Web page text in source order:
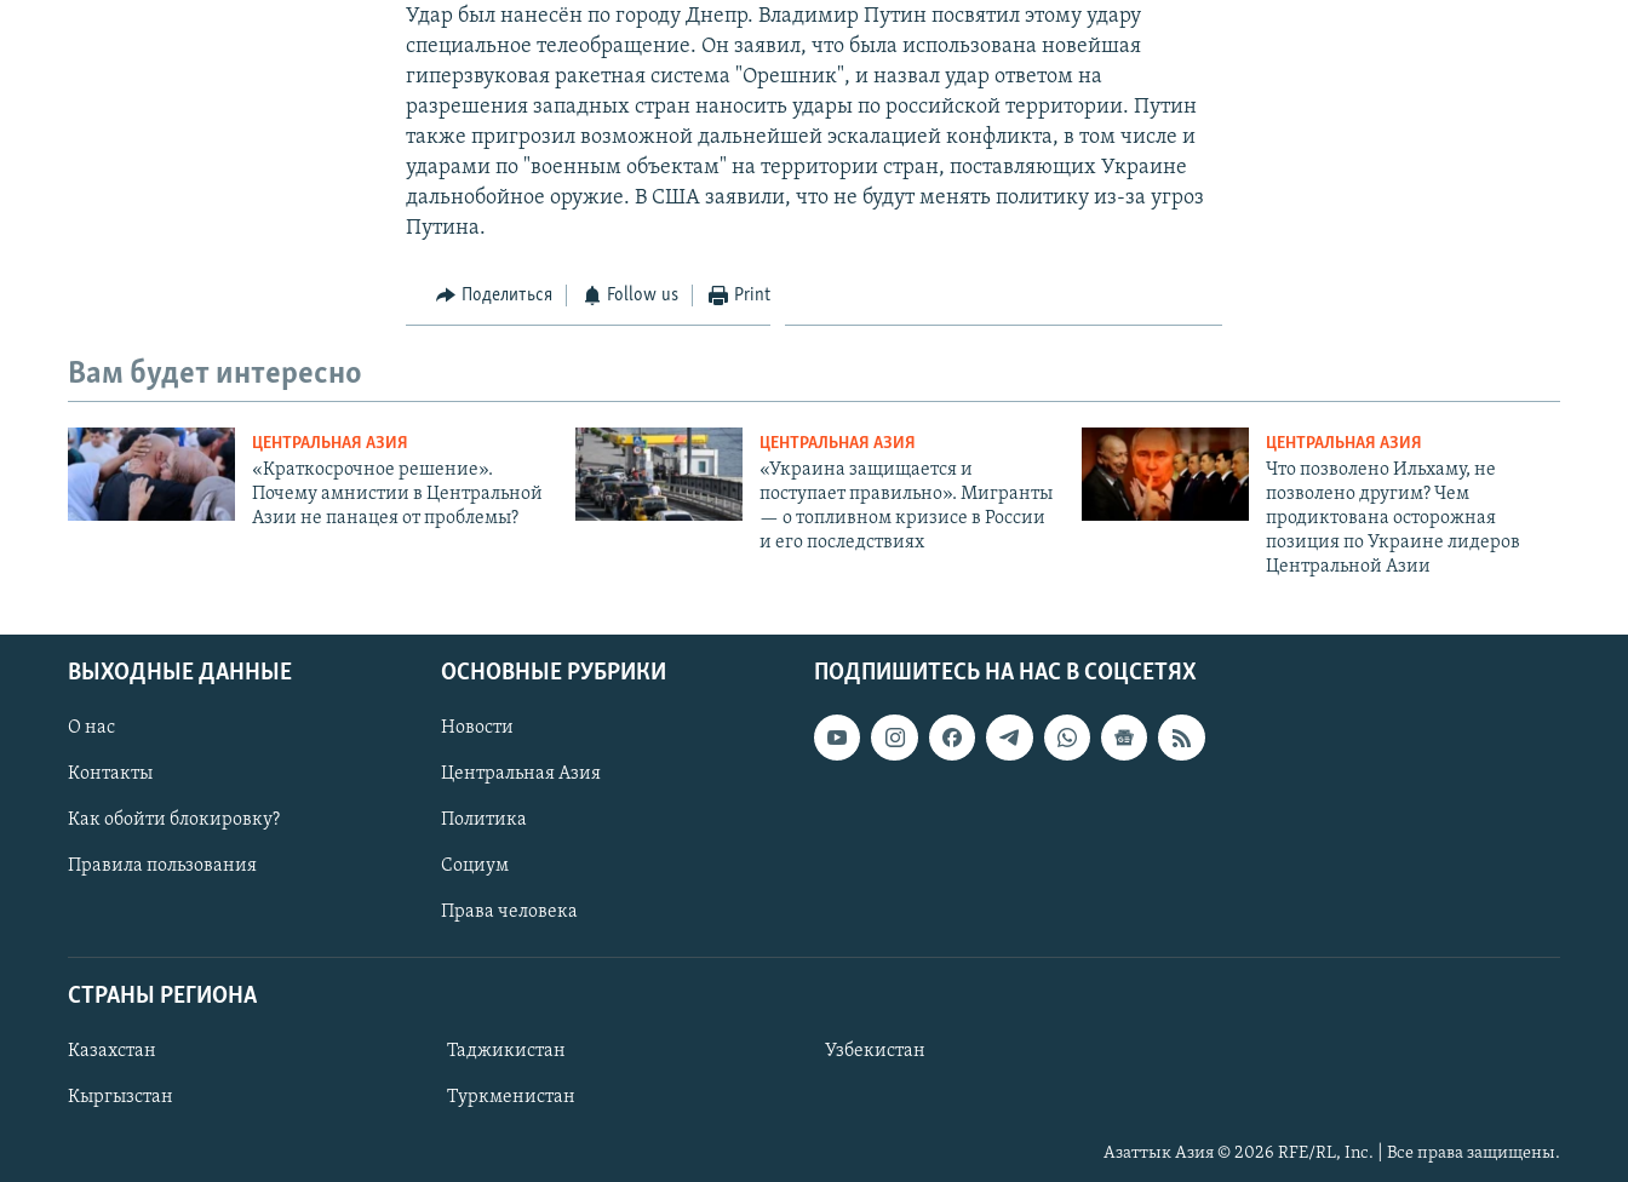
Удар был нанесён по городу Днепр. Владимир Путин посвятил этому удару
специальное телеобращение. Он заявил, что была использована новейшая
гиперзвуковая ракетная система "Орешник", и назвал удар ответом на
разрешения западных стран наносить удары по российской территории. Путин
также пригрозил возможной дальнейшей эскалацией конфликта, в том числе и
ударами по "военным объектам" на территории стран, поставляющих Украине
дальнобойное оружие. В США заявили, что не будут менять политику из-за угроз
Путина.
Поделиться Follow us Print
Вам будет интересно
ЦЕНТРАЛЬНАЯ АЗИЯ
«Краткосрочное решение».
Почему амнистии в Центральной
Азии не панацея от проблемы?
ЦЕНТРАЛЬНАЯ АЗИЯ
«Украина защищается и
поступает правильно». Мигранты
— о топливном кризисе в России
и его последствиях
ЦЕНТРАЛЬНАЯ АЗИЯ
Что позволено Ильхаму, не
позволено другим? Чем
продиктована осторожная
позиция по Украине лидеров
Центральной Азии
ПОДПИШИТЕСЬ НА НАС В СОЦСЕТЯХ
ВЫХОДНЫЕ ДАННЫЕ
О нас
Контакты
Как обойти блокировку?
Правила пользования
ОСНОВНЫЕ РУБРИКИ
Новости
Центральная Азия
Политика
Социум
Права человека
СТРАНЫ РЕГИОНА
Казахстан
Кыргызстан
Таджикистан
Туркменистан
Узбекистан
Азаттык Азия © 2026 RFE/RL, Inc. | Все права защищены.